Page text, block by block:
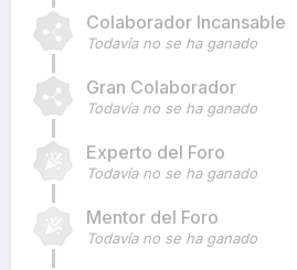
Colaborador Incansable
Todavía no se ha ganado
Gran Colaborador
Todavía no se ha ganado
Experto del Foro
Todavía no se ha ganado
Mentor del Foro
Todavía no se ha ganado